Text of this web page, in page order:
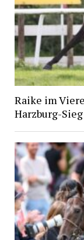
Raike im
Harzburg-Sieg